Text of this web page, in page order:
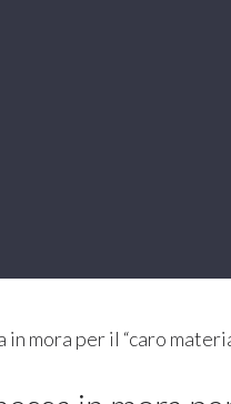
mora per il “caro